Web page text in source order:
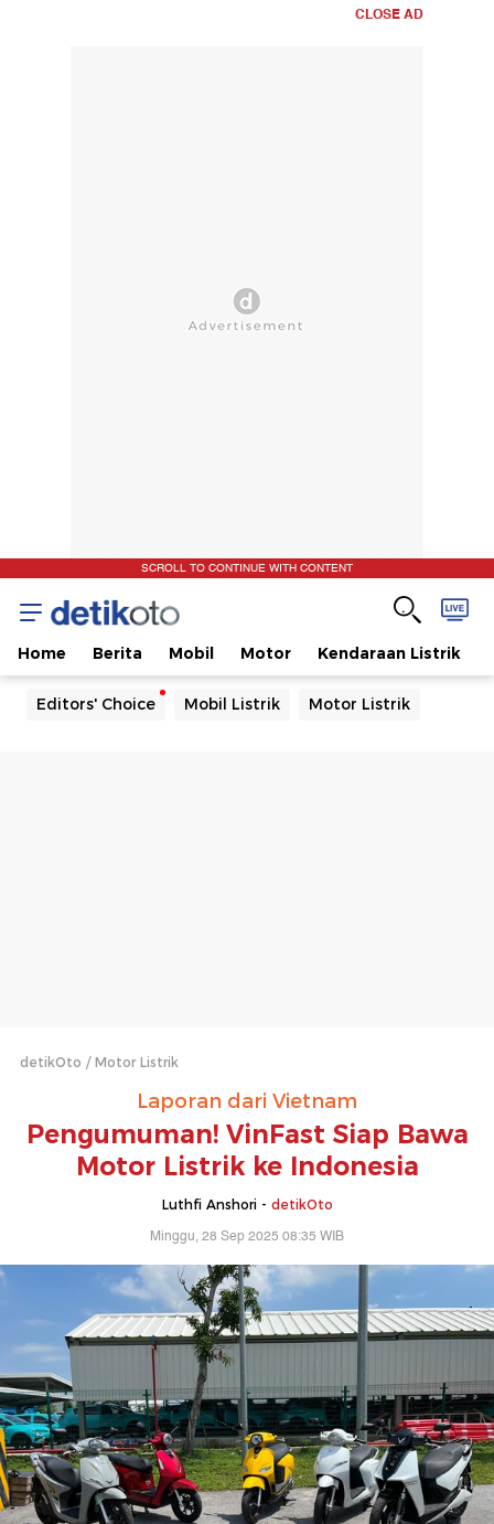
CLOSE AD
SCROLL TO CONTINUE WITH CONTENT
Home Berita Mobil Motor Kendaraan Listrik
Editors' Choice Mobil Listrik Motor Listrik
detikOto Motor Listrik
Laporan dari Vietnam
Pengumuman! VinFast Siap Bawa
Motor Listrik ke Indonesia
Luthfi Anshori - detikOto
Minggu, 28 Sep 2025 08:35 WIB